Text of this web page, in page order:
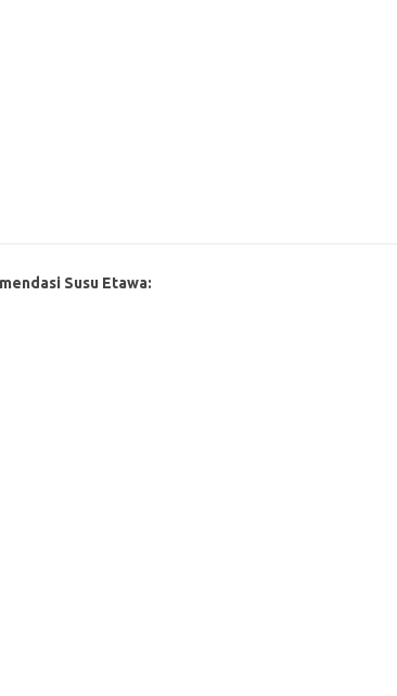
Susu Etawa: